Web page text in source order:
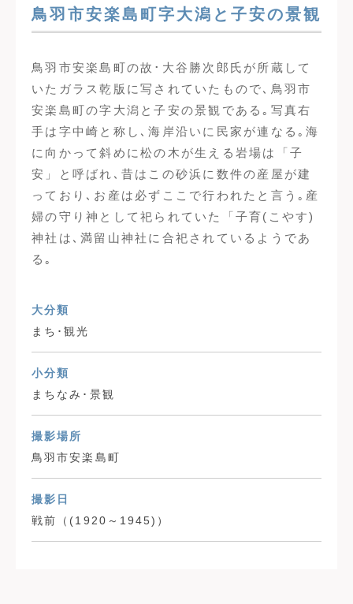
鳥羽市安楽島町字大潟と子安の景観
鳥羽市安楽島町の故･大谷勝次郎氏が所蔵して
いたガラス乾版に写されていたもので､鳥羽市
安楽島町の字大潟と子安の景観である｡写真右
手は字中崎と称し､海岸沿いに民家が連なる｡海
に向かって斜めに松の木が生える岩場は「子
安」と呼ばれ､昔はこの砂浜に数件の産屋が建
っており､お産は必ずここで行われたと言う｡産
婦の守り神として祀られていた「子育(こやす)
神社は､満留山神社に合祀されているようであ
る｡
大分類
まち･観光
小分類
まちなみ･景観
撮影場所
鳥羽市安楽島町
撮影日
戦前（(1920～1945)）